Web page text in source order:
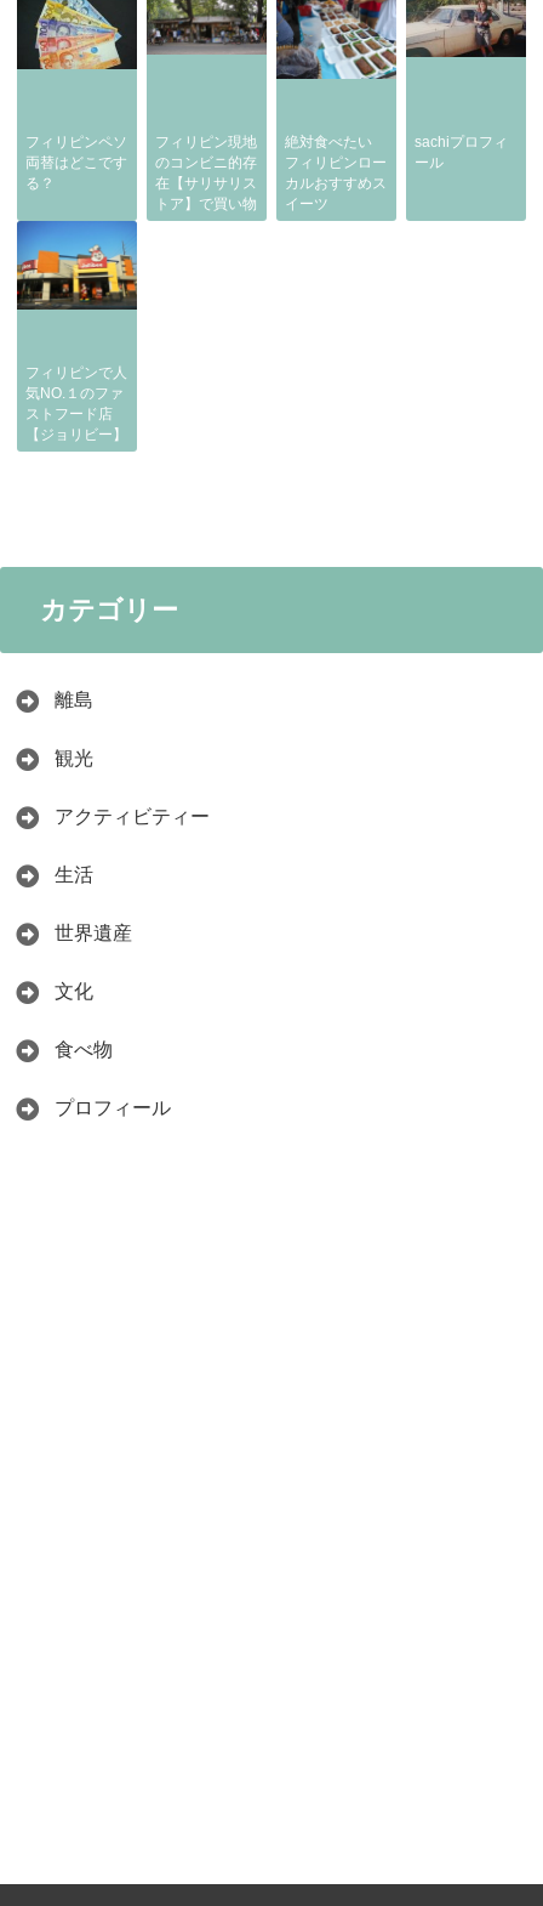
フィリピンペソ
両替はどこです
る？
フィリピン現地
のコンビニ的存
在【サリサリス
トア】で買い物
絶対食べたい
フィリピンロー
カルおすすめス
イーツ
sachiプロフィ
ール
フィリピンで人
気NO.１のファ
ストフード店
【ジョリビー】
カテゴリー
離島
観光
アクティビティー
生活
世界遺産
文化
食べ物
プロフィール